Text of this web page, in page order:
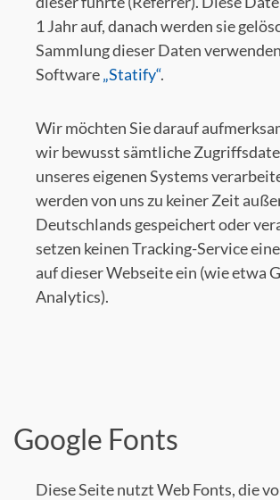
1 Jahr auf, danach werden sie
Sammlung dieser Daten
Software„Statify“.
Wir möchten Sie darauf
wir bewusst sämtliche
unseres eigenen Systems
werden von uns zu keiner Zeit
Deutschlands gespeichert oder
setzen keinen Tracking-Service
auf dieser Webseite ein (wie etwa
Analytics).
Google Fonts
Diese Seite nutzt Web Fonts, die